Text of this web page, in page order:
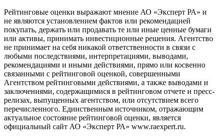
Рейтинговые оценки выражают мнение АО «Эксперт РА» и
не являются установлением фактов или рекомендацией
покупать, держать или продавать те или иные ценные бумаги
или активы, принимать инвестиционные решения. Агентство
не принимает на себя никакой ответственности в связи с
любыми последствиями, интерпретациями, выводами,
рекомендациями и иными действиями, прямо или косвенно
связанными с рейтинговой оценкой, совершенными
Агентством рейтинговыми действиями, а также выводами и
заключениями, содержащимися в рейтинговом отчете и пресс-
релизах, выпущенных агентством, или отсутствием всего
перечисленного. Единственным источником, отражающим
актуальное состояние рейтинговой оценки, является
официальный сайт АО «Эксперт РА» www.raexpert.ru.